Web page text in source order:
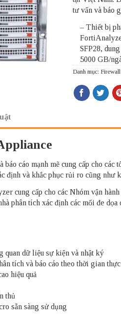
tư vấn và báo
– Thiết bị
SFP28,
5000 GB/
Danh mục:
cáo mạnh mẽ cung cấp cho
định và khắc phục rủi ro cũng như
cung cấp cho các Nhóm vận
phân tích xác định các mối đe
quan dữ liệu sự kiện và nhật ký
tích và báo cáo theo thời gian thực
hiệu quả
thủ
sẵn sàng sử dụng